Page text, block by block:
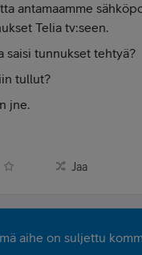
antamaamme
Telia tv:seen.
saisi tunnukset tehtyä?
tullut?
jne.
Jaa
aihe on suljettu